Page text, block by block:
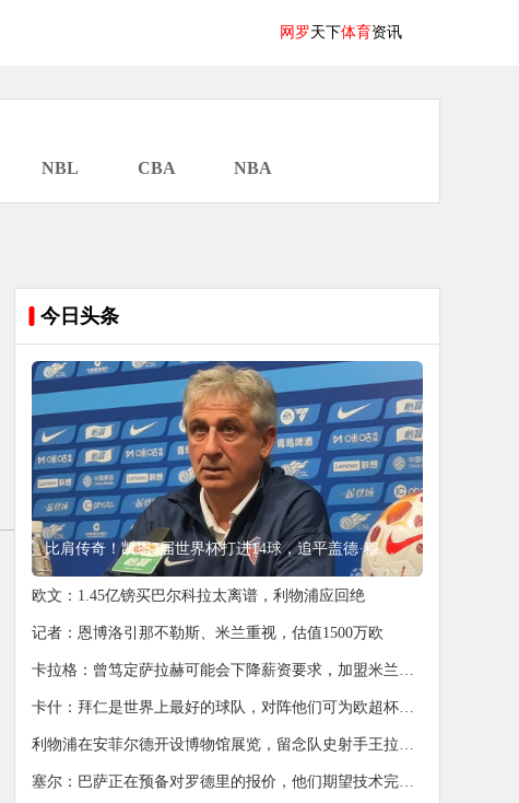
网罗天下体育资讯
NBL CBA NBA
今日头条
比肩传奇！凯恩3届世界杯打进14球，追平盖德·穆勒并排前史第5
欧文：1.45亿镑买巴尔科拉太离谱，利物浦应回绝
记者：恩博洛引那不勒斯、米兰重视，估值1500万欧
卡拉格：曾笃定萨拉赫可能会下降薪资要求，加盟米兰或
卡什：拜仁是世界上最好的球队，对阵他们可为欧超杯做
利物浦在安菲尔德开设博物馆展览，留念队史射手王拉什
塞尔：巴萨正在预备对罗德里的报价，他们期望技术完结